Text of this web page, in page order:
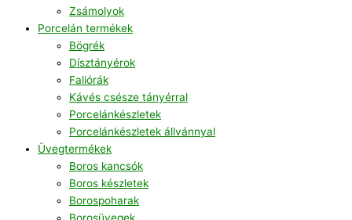
Zsámolyok
Porcelán termékek
Bögrék
Dísztányérok
Faliórák
Kávés csésze tányérral
Porcelánkészletek
Porcelánkészletek állvánnyal
Üvegtermékek
Boros kancsók
Boros készletek
Borospoharak